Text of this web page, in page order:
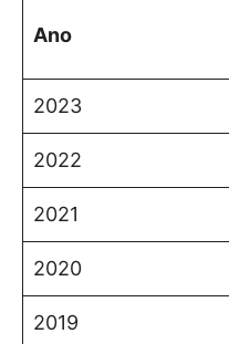
Ano
2023
2022
2021
2020
2019